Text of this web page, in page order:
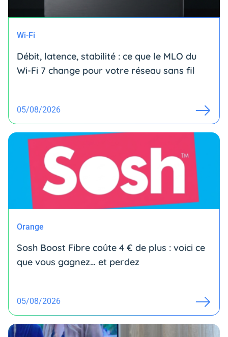
Wi-Fi
Débit, latence, stabilité : ce que le MLO du
Wi-Fi 7 change pour votre réseau sans fil
05/08/2026
Orange
Sosh Boost Fibre coûte 4 € de plus : voici ce
que vous gagnez… et perdez
05/08/2026